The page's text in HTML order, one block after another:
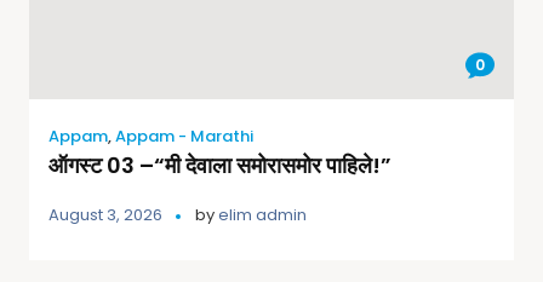
0
Appam,Appam - Marathi
ऑगस्ट 03 –“मी देवाला समोरासमोर पाहिले!”
August 3, 2026 byelim admin